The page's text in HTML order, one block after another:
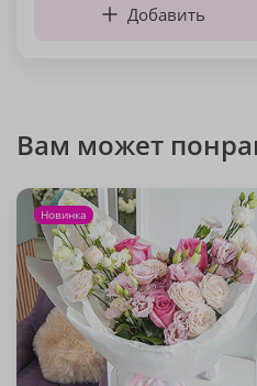
Добавить
Вам может
Новинка